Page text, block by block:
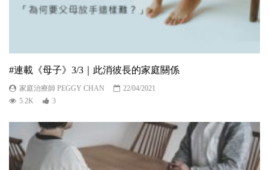
#連載《母子》3/3｜此消彼長的家庭關係
家庭治療師 PEGGY CHAN
22/04/2021
5.2K
3